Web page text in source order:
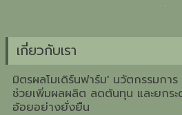
เกี่ยวกับเรา
มิตรผลโมเดิร์นฟาร์ม' นวัตกรรมกา
ช่วยเพิ่มผลผลิต ลดต้นทุน และยกร
อ้อยอย่างยั่งยืน